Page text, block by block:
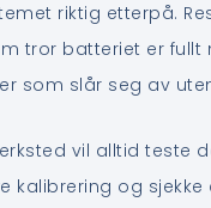
riktig etterpå.
tror batteriet er fullt
som slår seg av
vil alltid teste
kalibrering og sjekke